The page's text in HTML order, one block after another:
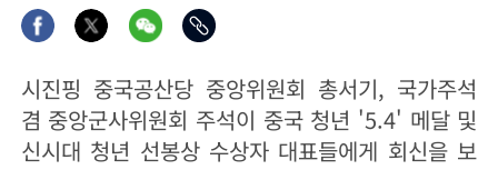
시진핑 중국공산당 중앙위원회 총서기, 국가주석
겸 중앙군사위원회 주석이 중국 청년 '5.4' 메달 및
신시대 청년 선봉상 수상자 대표들에게 회신을 보